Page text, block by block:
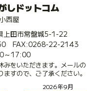
しドットコム
西屋
田市常盤城5-1-22
FAX:0268-22-2143
～17:00
をいただきます。メールの
すので、ご了承ください。
2026年9月